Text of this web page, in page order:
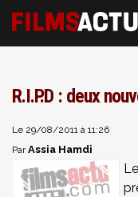
R.I.P.D : deux
Le 29/08/2011 à 11:26
ParAssia Hamdi